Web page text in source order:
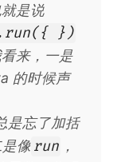
是说
})
来，一是
的时候声
是忘了加括
像run ，